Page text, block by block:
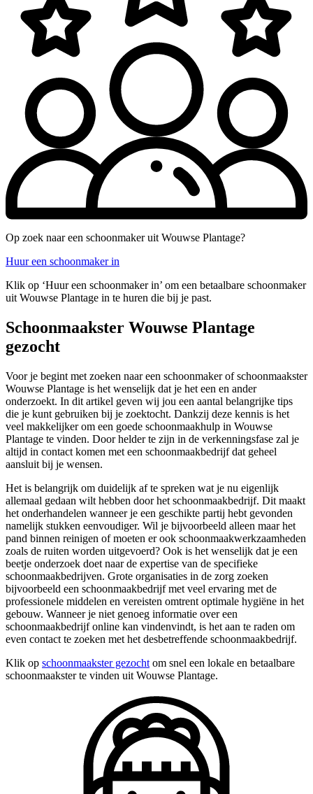
Op zoek naar een schoonmaker uit Wouwse Plantage?
Huur een schoonmaker in
Klik op ‘Huur een schoonmaker in’ om een betaalbare schoonmaker
uit Wouwse Plantage in te huren die bij je past.
Schoonmaakster Wouwse Plantage
gezocht
Voor je begint met zoeken naar een schoonmaker of schoonmaakster
Wouwse Plantage is het wenselijk dat je het een en ander
onderzoekt. In dit artikel geven wij jou een aantal belangrijke tips
die je kunt gebruiken bij je zoektocht. Dankzij deze kennis is het
veel makkelijker om een goede schoonmaakhulp in Wouwse
Plantage te vinden. Door helder te zijn in de verkenningsfase zal je
altijd in contact komen met een schoonmaakbedrijf dat geheel
aansluit bij je wensen.
Het is belangrijk om duidelijk af te spreken wat je nu eigenlijk
allemaal gedaan wilt hebben door het schoonmaakbedrijf. Dit maakt
het onderhandelen wanneer je een geschikte partij hebt gevonden
namelijk stukken eenvoudiger. Wil je bijvoorbeeld alleen maar het
pand binnen reinigen of moeten er ook schoonmaakwerkzaamheden
zoals de ruiten worden uitgevoerd? Ook is het wenselijk dat je een
beetje onderzoek doet naar de expertise van de specifieke
schoonmaakbedrijven. Grote organisaties in de zorg zoeken
bijvoorbeeld een schoonmaakbedrijf met veel ervaring met de
professionele middelen en vereisten omtrent optimale hygiëne in het
gebouw. Wanneer je niet genoeg informatie over een
schoonmaakbedrijf online kan vindenvindt, is het aan te raden om
even contact te zoeken met het desbetreffende schoonmaakbedrijf.
Klik op schoonmaakster gezocht om snel een lokale en betaalbare
schoonmaakster te vinden uit Wouwse Plantage.